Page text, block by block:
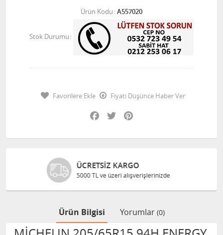
Ürün Kodu A557020
Stok Durumu
Favorilere Ekle
Fiyatı Düşünce Haber Ver
Facebook
Twitter
Bilgileriniz 128 Bit SSL
Ürün Bilgisi Yorumlar (0)